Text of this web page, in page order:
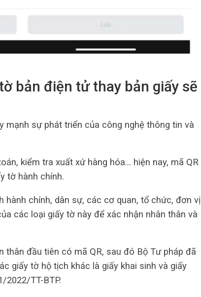
bản điện tử thay bản giấy sẽ
mạnh sự phát triển của công nghệ thông tin và
kiểm tra xuất xứ hàng hóa… hiện nay, mã QR
tờ hành chính.
hành chính, dân sự, các cơ quan, tổ chức, đơn vị
các loại giấy tờ này để xác nhận nhân thân và
thân đầu tiên có mã QR, sau đó Bộ Tư pháp đã
giấy tờ hộ tịch khác là giấy khai sinh và giấy
2022/TT-BTP.